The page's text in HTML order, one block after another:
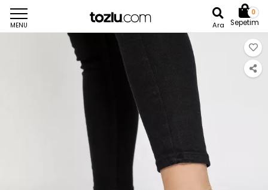
MENU Ara
0
Sepetim